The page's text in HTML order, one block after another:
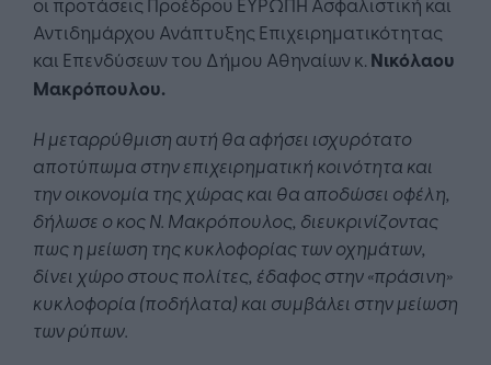
Αντιδημάρχου Ανάπτυξης Επιχειρηματικότητας
και Επενδύσεων του Δήμου Αθηναίων κ. Νικόλαου
Μακρόπουλου.
Η μεταρρύθμιση αυτή θα αφήσει ισχυρότατο
αποτύπωμα στην επιχειρηματική κοινότητα και
την οικονομία της χώρας και θα αποδώσει οφέλη,
δήλωσε ο κος Ν. Μακρόπουλος, διευκρινίζοντας
πωςη μείωση της κυκλοφορίας των οχημάτων,
δίνει χώρο στους πολίτες, έδαφος στην «πράσινη»
κυκλοφορία (ποδήλατα) και συμβάλει στην μείωση
των ρύπων.